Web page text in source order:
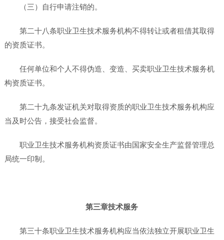
（三）自行申请注销的。
第二十八条职业卫生技术服务机构不得转让或者租借其取得
的资质证书。
任何单位和个人不得伪造、变造、买卖职业卫生技术服务机
构资质证书。
第二十九条发证机关对取得资质的职业卫生技术服务机构应
当及时公告，接受社会监督。
职业卫生技术服务机构资质证书由国家安全生产监督管理总
局统一印制。
第三章技术服务
第三十条职业卫生技术服务机构应当依法独立开展职业卫生